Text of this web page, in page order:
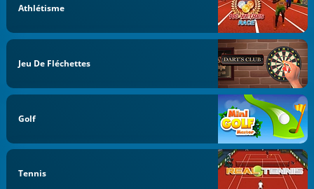
Athlétisme
Jeu De Fléchettes
Golf
Tennis